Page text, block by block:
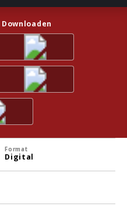
Format
Digital